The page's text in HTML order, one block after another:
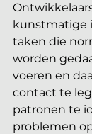
kunstmatige
taken die
worden
voeren en
contact te
patronen te
problemen